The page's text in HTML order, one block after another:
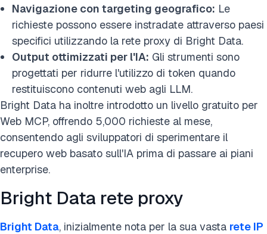
Navigazione con targeting geografico: Le
richieste possono essere instradate attraverso paesi
specifici utilizzando la rete proxy di Bright Data.
Output ottimizzati per l'IA: Gli strumenti sono
progettati per ridurre l'utilizzo di token quando
restituiscono contenuti web agli LLM.
Bright Data ha inoltre introdotto un livello gratuito per
Web MCP, offrendo 5,000 richieste al mese,
consentendo agli sviluppatori di sperimentare il
recupero web basato sull'IA prima di passare ai piani
enterprise.
Bright Data rete proxy
Bright Data, inizialmente nota per la sua vasta rete IP